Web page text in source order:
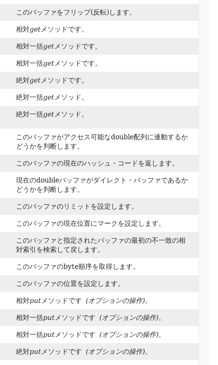
このバッファをフリップ(反転)します。
相対get メソッドです。
相対一括get メソッドです。
相対一括get メソッドです。
絶対get メソッドです。
絶対一括get メソッド。
絶対一括get メソッド。
このバッファがアクセス可能なdouble配列に連動するか
どうかを判断します。
このバッファの現在のハッシュ・コードを返します。
現在のdoubleバッファがダイレクト・バッファであるか
どうかを判断します。
このバッファのリミットを設定します。
このバッファの現在位置にマークを設定します。
このバッファと指定されたバッファの最初の不一致の相
対索引を検索して戻します。
このバッファのbyte順序を取得します。
このバッファの位置を設定します。
相対put メソッドです (オプションの操作)。
相対一括put メソッドです (オプションの操作)。
相対一括put メソッドです (オプションの操作)。
絶対put メソッドです (オプションの操作)。